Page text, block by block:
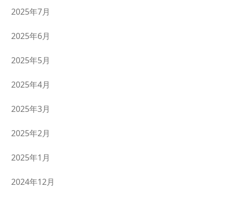
2025年7月
2025年6月
2025年5月
2025年4月
2025年3月
2025年2月
2025年1月
2024年12月